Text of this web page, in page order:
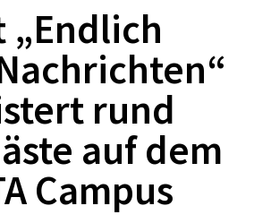
„Endlich
rund
auf dem
Campus